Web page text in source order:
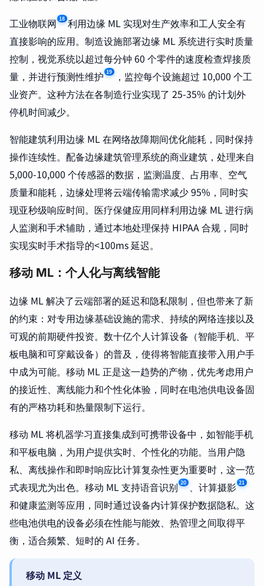
工业物联网 18 利用边缘 ML 实现对生产效率和工人安全有
直接影响的应用。制造设施部署边缘 ML 系统进行实时质量
控制，视觉系统以超过每分钟 60 个零件的速度检查焊接质
量，并进行预测性维护 19 ，监控每个设施超过 10,000 个工
业资产。这种方法在各制造行业实现了 25-35% 的计划外
停机时间减少。
智能建筑利用边缘 ML 在网络故障期间优化能耗，同时保持
操作连续性。配备边缘建筑管理系统的商业建筑，处理来自
5,000-10,000 个传感器的数据，监测温度、占用率、空气
质量和能耗，边缘处理将云端传输需求减少 95%，同时实
现亚秒级响应时间。医疗保健应用同样利用边缘 ML 进行病
人监测和手术辅助，通过本地处理保持 HIPAA 合规，同时
实现实时手术指导的<100ms 延迟。
移动 ML：个人化与离线智能
边缘 ML 解决了云端部署的延迟和隐私限制，但也带来了新
的约束：对专用边缘基础设施的需求、持续的网络连接以及
可观的前期硬件投资。数十亿个人计算设备（智能手机、平
板电脑和可穿戴设备）的普及，使得将智能直接带入用户手
中成为可能。移动 ML 正是这一趋势的产物，优先考虑用户
的接近性、离线能力和个性化体验，同时在电池供电设备固
有的严格功耗和热量限制下运行。
移动 ML 将机器学习直接集成到可携带设备中，如智能手机
和平板电脑，为用户提供实时、个性化的功能。当用户隐
私、离线操作和即时响应比计算复杂性更为重要时，这一范
式表现尤为出色。移动 ML 支持语音识别 20 、计算摄影 21
和健康监测等应用，同时通过设备内计算保护数据隐私。这
些电池供电的设备必须在性能与能效、热管理之间取得平
衡，适合频繁、短时的 AI 任务。
移动 ML 定义